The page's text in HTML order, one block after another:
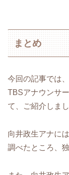
まとめ
今回の記事では
TBSアナウンサ
て、ご紹介しまし
向井政生アナに
調べたところ、